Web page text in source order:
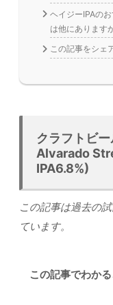
ヘイジーIPAの
は他にあります
この記事をシェ
クラフトビ
Alvarado
IPA6.8%)
この記事は過去の
ています。
この記事でわか